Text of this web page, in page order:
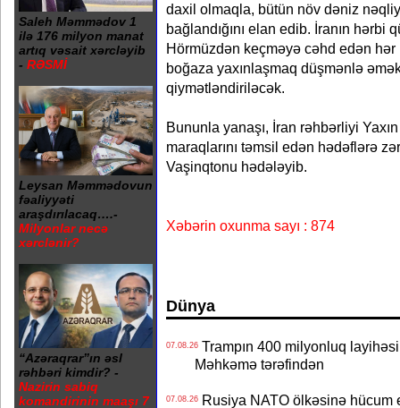
Saleh Məmmədov 1
ilə 176 milyon manat
artıq vəsait xərcləyib
- RƏSMİ
Leysan Məmmədovun
fəaliyyəti
araşdırılacaq….-
Milyonlar necə
xərclənir?
“Azəraqrar”ın əsl
rəhbəri kimdir? -
Nazirin sabiq
komandirinin maaşı 7
daxil olmaqla, bütün növ dəniz
bağlandığını elan edib. İranın hərbi
Hörmüzdən keçməyə cəhd edən
boğaza yaxınlaşmaq düşmənlə
qiymətləndiriləcək.
Bununla yanaşı, İran rəhbərliyi
maraqlarını təmsil edən hədəflərə
Vaşinqtonu hədələyib.
Xəbərin oxunma sayı : 874
Dünya
07.08.26Trampın 400 milyonluq
Məhkəmə tərəfindən
07.08.26Rusiya NATO ölkəsinə hücum